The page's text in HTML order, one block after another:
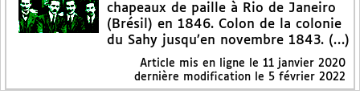
chapeaux de paille à Rio de Janeiro
(Brésil) en 1846. Colon de la colonie
du Sahy jusqu’en novembre 1843. (…)
Article mis en ligne le 11 janvier 2020
dernière modification le 5 février 2022